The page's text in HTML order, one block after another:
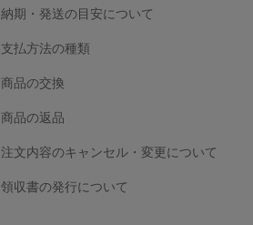
納期・発送の目安について
支払方法の種類
商品の交換
商品の返品
注文内容のキャンセル・変更について
領収書の発行について